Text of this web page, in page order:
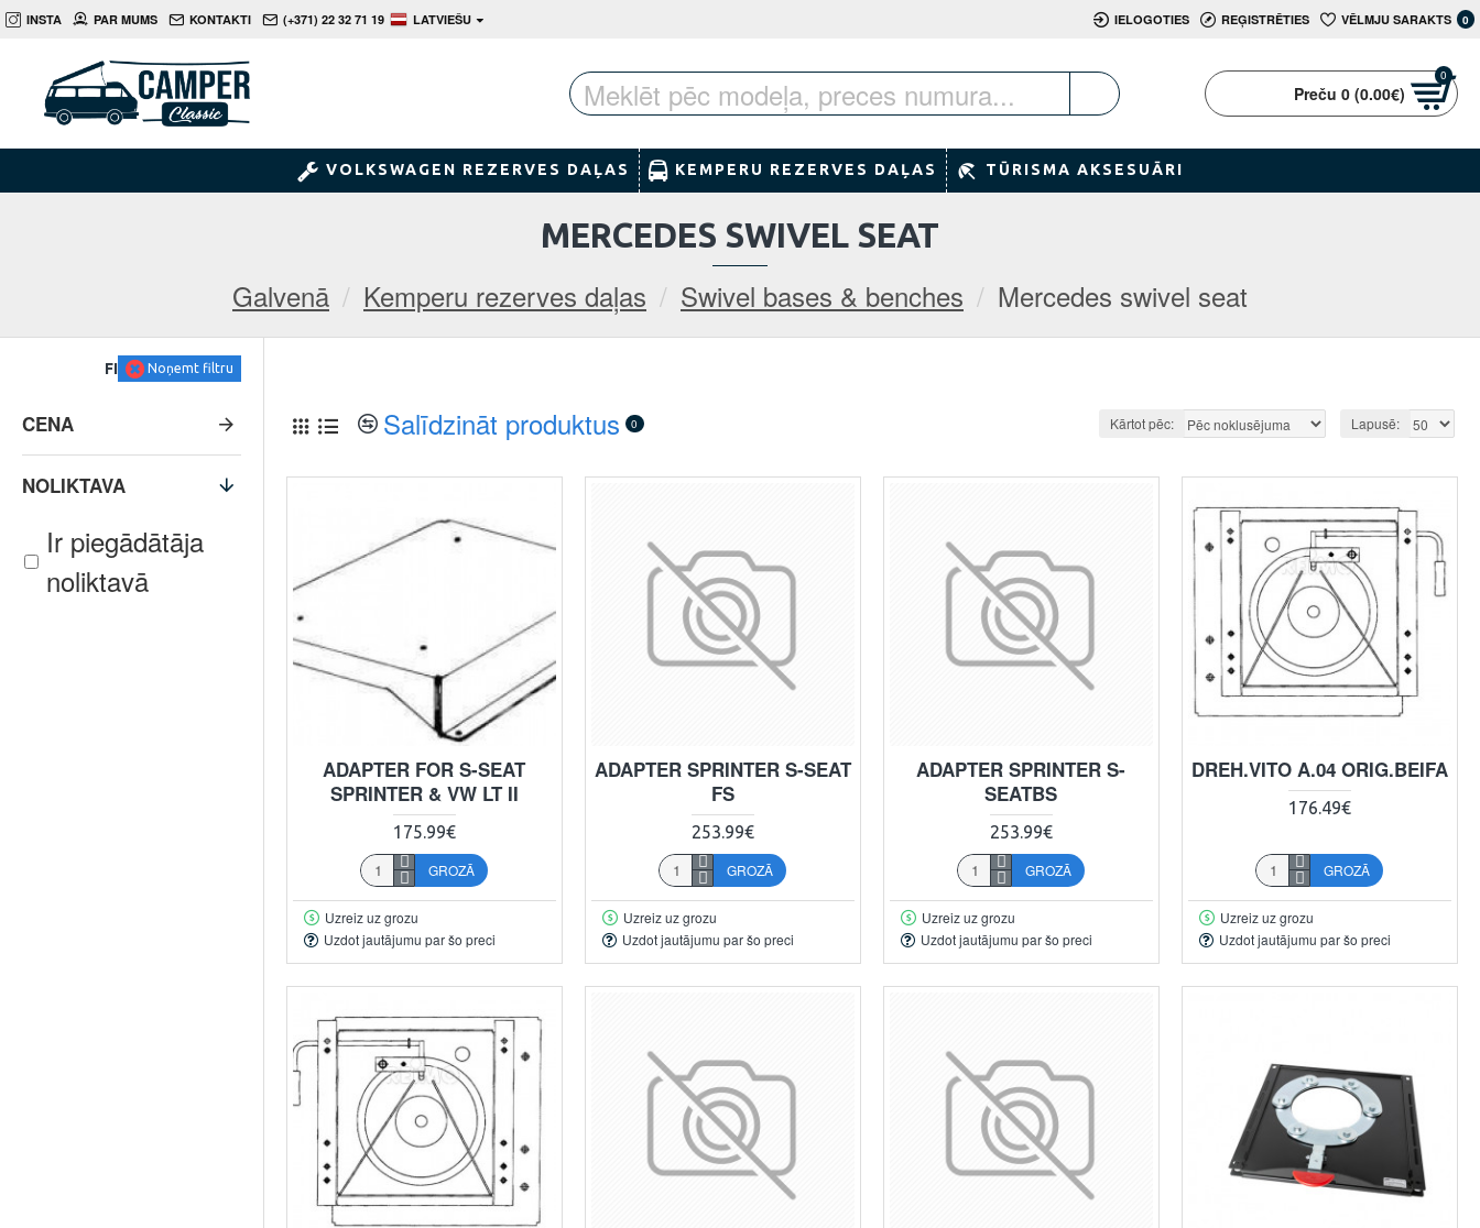
INSTA PAR MUMS KONTAKTI (+371) 22 32 71 19 LATVIEŠU IELOGOTIES REĢISTRĒTIES VĒLMJU SARAKTS 0
Preču 0 (0.00€)
0
VOLKSWAGEN REZERVES DAĻAS KEMPERU REZERVES DAĻAS TŪRISMA AKSESUĀRI
Galvenā Kemperu rezerves daļas Swivel bases & benches Mercedes swivel seat
MERCEDES SWIVEL SEAT
FILTRSNoņemt filtru
CENA
NOLIKTAVA
Ir piegādātāja
noliktavā
Salīdzināt produktus 0 Kārtot pēc: Lapusē:
ADAPTER FOR S-SEAT
SPRINTER & VW LT II
175.99€
GROZĀ
Uzreiz uz grozu
Uzdot jautājumu par šo preci
ADAPTER SPRINTER S-SEAT
FS
253.99€
GROZĀ
Uzreiz uz grozu
Uzdot jautājumu par šo preci
ADAPTER SPRINTER S-
SEATBS
253.99€
GROZĀ
Uzreiz uz grozu
Uzdot jautājumu par šo preci
DREH.VITO A.04 ORIG.BEIFA
176.49€
GROZĀ
Uzreiz uz grozu
Uzdot jautājumu par šo preci